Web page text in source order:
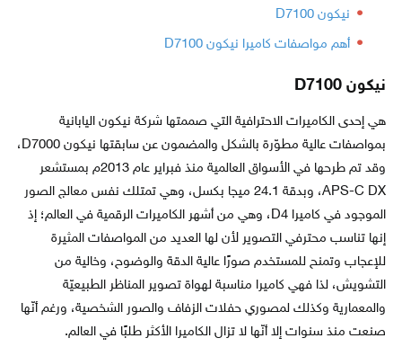
نيكون D7100
أهم مواصفات كاميرا نيكون D7100
نيكون D7100
هي إحدى الكاميرات الاحترافية التي صممتها شركة نيكون اليابانية
بمواصفات عالية مطوّرة بالشكل والمضمون عن سابقتها نيكون D7000،
وقد تم طرحها في الأسواق العالمية منذ فبراير عام 2013م بمستشعر
APS-C DX، وبدقة 24.1 ميجا بكسل، وهي تمتلك نفس معالج الصور
الموجود في كاميرا D4، وهي من أشهر الكاميرات الرقمية في العالم؛ إذ
إنها تناسب محترفي التصوير لأن لها العديد من المواصفات المثيرة
للإعجاب وتمنح للمستخدم صورًا عالية الدقة والوضوح، وخالية من
التشويش، لذا فهي كاميرا مناسبة لهواة تصوير المناظر الطبيعيّة
والمعمارية وكذلك لمصوري حفلات الزفاف والصور الشخصية، ورغم أنّها
صنعت منذ سنوات إلا أنّها لا تزال الكاميرا الأكثر طلبًا في العالم.